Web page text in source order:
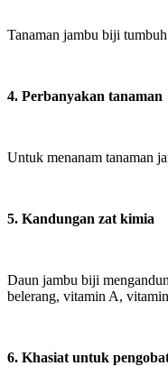
Tanaman jambu biji
4. Perbanyakan tanaman
Untuk menanam tanaman
5. Kandungan zat kimia
Daun jambu biji
belerang, vitamin A,
6. Khasiat untuk